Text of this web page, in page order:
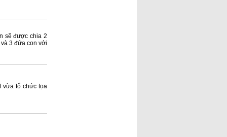
sẽ được chia 2
3 đứa con với
vừa tổ chức tọa